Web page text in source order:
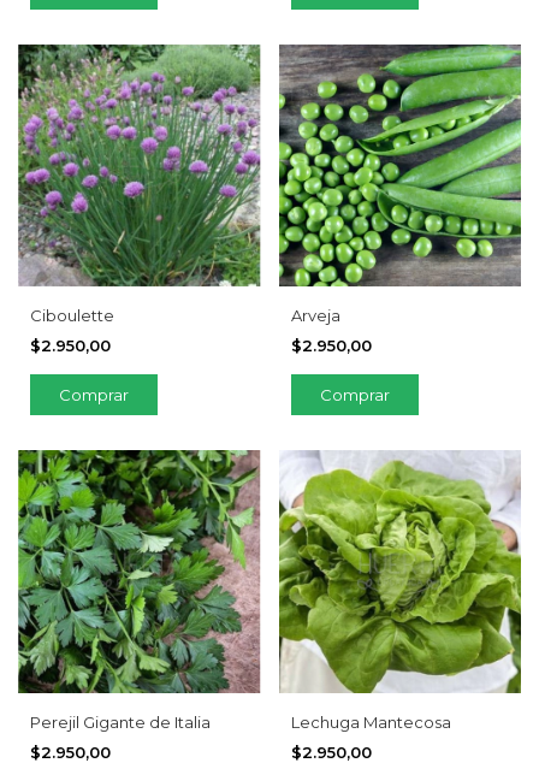
Ciboulette
$2.950,00
Arveja
$2.950,00
Perejil Gigante de Italia
$2.950,00
Lechuga Mantecosa
$2.950,00